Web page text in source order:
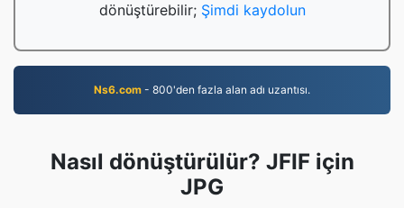
dönüştürebilir; Şimdi kaydolun
Ns6.com - 800'den fazla alan adı uzantısı.
Nasıl dönüştürülür? JFIF için
JPG